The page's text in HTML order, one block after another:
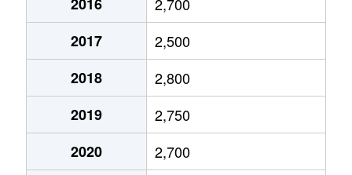
今池
1,700万円
今池(愛知)
今池
1,200万円
今池(愛知)
今池
1,700万円
今池(愛知)
今池
2,200万円
今池(愛知)
2017
2,500
2018
2,800
2019
2,750
2020
2,700